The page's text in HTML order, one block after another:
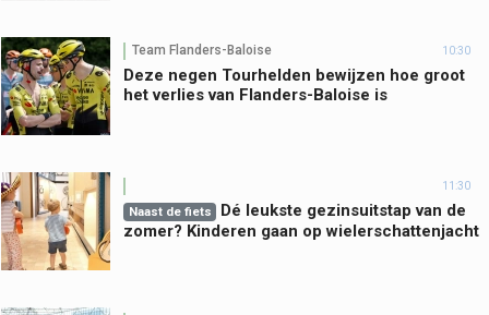
Team Flanders-Baloise 10:30
Deze negen Tourhelden bewijzen hoe groot
het verlies van Flanders-Baloise is
11:30
Naast de fiets
Dé leukste gezinsuitstap van de
zomer? Kinderen gaan op wielerschattenjacht